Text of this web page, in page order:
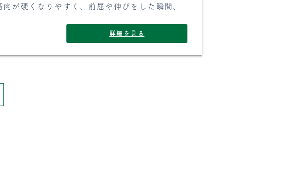
が硬くなりやすく、前屈や伸びをした瞬間、
詳細を見る